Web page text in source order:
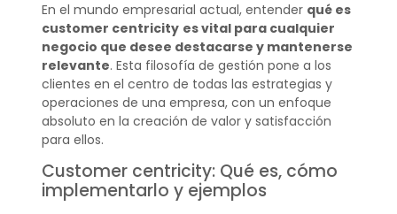
En el mundo empresarial actual, entender qué es
customer centricity es vital para cualquier
negocio que desee destacarse y mantenerse
relevante. Esta filosofía de gestión pone a los
clientes en el centro de todas las estrategias y
operaciones de una empresa, con un enfoque
absoluto en la creación de valor y satisfacción
para ellos.
Customer centricity: Qué es, cómo
implementarlo y ejemplos